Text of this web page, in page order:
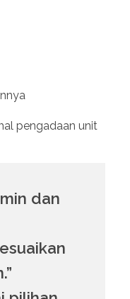
pengadaan unit
dan